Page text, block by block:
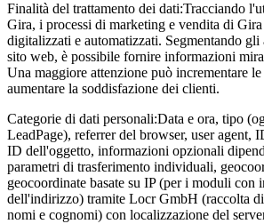
Finalità del trattamento dei dati:Tracciando
Gira, i processi di marketing e vendita di Gira
digitalizzati e automatizzati. Segmentando
sito web, è possibile fornire informazioni
Una maggiore attenzione può incrementare
aumentare la soddisfazione dei clienti.
Categorie di dati personali:Data e ora, tipo
LeadPage), referrer del browser, user agent,
ID dell'oggetto, informazioni opzionali
parametri di trasferimento individuali,
geocoordinate basate su IP (per i moduli con
dell'indirizzo) tramite Locr GmbH (raccolta
nomi e cognomi) con localizzazione del